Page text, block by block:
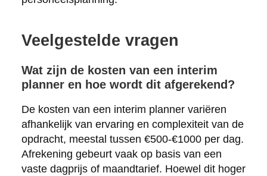
Veelgestelde vragen
Wat zijn de kosten van een interim
planner en hoe wordt dit afgerekend?
De kosten van een interim planner variëren
afhankelijk van ervaring en complexiteit van de
opdracht, meestal tussen €500-€1000 per dag.
Afrekening gebeurt vaak op basis van een
vaste dagprijs of maandtarief. Hoewel dit hoger